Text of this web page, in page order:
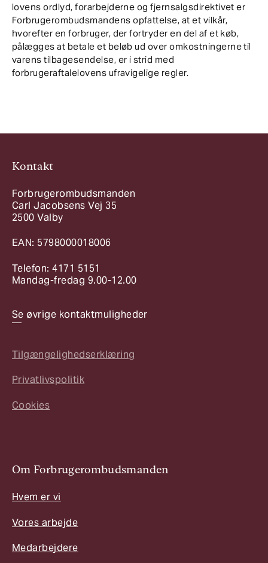
lovens ordlyd, forarbejderne og fjernsalgsdirektivet er
Forbrugerombudsmandens opfattelse, at et vilkår,
hvorefter en forbruger, der fortryder en del af et køb,
pålægges at betale et beløb ud over omkostningerne til
varens tilbagesendelse, er i strid med
forbrugeraftalelovens ufravigelige regler.
Kontakt
Forbrugerombudsmanden
Carl Jacobsens Vej 35
2500 Valby
EAN: 5798000018006
Telefon: 4171 5151
Mandag-fredag 9.00-12.00
Se øvrige kontaktmuligheder
Tilgængelighedserklæring
Privatlivspolitik
Cookies
Om Forbrugerombudsmanden
Hvem er vi
Vores arbejde
Medarbejdere